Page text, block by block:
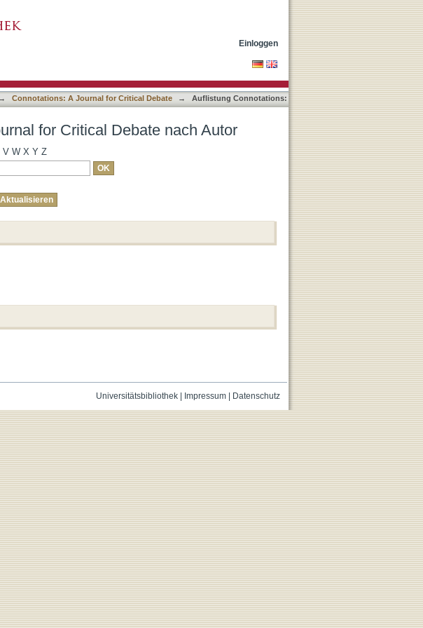
Einloggen
→ Connotations: A Journal for Critical Debate →
Auflistung Connotations:
for Critical Debate nach Autor
V W X Y Z
Universitätsbibliothek| Impressum| Datenschutz